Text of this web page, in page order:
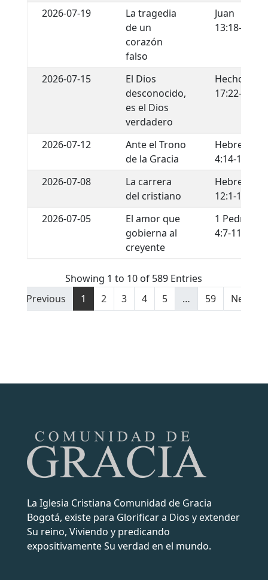
2026-07-19
La tragedia
de un
corazón
falso
Juan
13:18-22
2026-07-15
El Dios
desconocido,
es el Dios
verdadero
Hechos
17:22-34
2026-07-12
Ante el Trono
de la Gracia
Hebreos
4:14-16
2026-07-08
La carrera
del cristiano
Hebreos
12:1-13
2026-07-05
El amor que
gobierna al
creyente
1 Pedro
4:7-11
Showing 1 to 10 of 589 Entries
Previous
1 2 3 4 5 … 59 Next
La Iglesia Cristiana Comunidad de Gracia
Bogotá, existe para Glorificar a Dios y extender
Su reino, Viviendo y predicando
expositivamente Su verdad en el mundo.